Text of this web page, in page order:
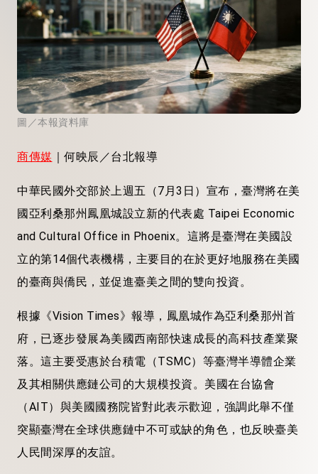
圖／本報資料庫
商傳媒 ｜何映辰／台北報導
中華民國外交部於上週五（7月3日）宣布，臺灣將在美
國亞利桑那州鳳凰城設立新的代表處 Taipei Economic
and Cultural Office in Phoenix。這將是臺灣在美國設
立的第14個代表機構，主要目的在於更好地服務在美國
的臺商與僑民，並促進臺美之間的雙向投資。
根據《Vision Times》報導，鳳凰城作為亞利桑那州首
府，已逐步發展為美國西南部快速成長的高科技產業聚
落。這主要受惠於台積電（TSMC）等臺灣半導體企業
及其相關供應鏈公司的大規模投資。美國在台協會
（AIT）與美國國務院皆對此表示歡迎，強調此舉不僅
突顯臺灣在全球供應鏈中不可或缺的角色，也反映臺美
人民間深厚的友誼。